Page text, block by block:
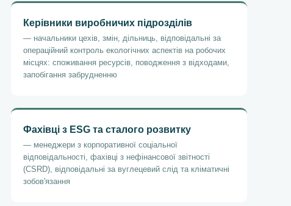
Керівники виробничих підрозділів
— начальники цехів, змін, дільниць, відповідальні за
операційний контроль екологічних аспектів на робочих
місцях: споживання ресурсів, поводження з відходами,
запобігання забрудненню
Фахівці з ESG та сталого розвитку
— менеджери з корпоративної соціальної
відповідальності, фахівці з нефінансової звітності
(CSRD), відповідальні за вуглецевий слід та кліматичні
зобов'язання